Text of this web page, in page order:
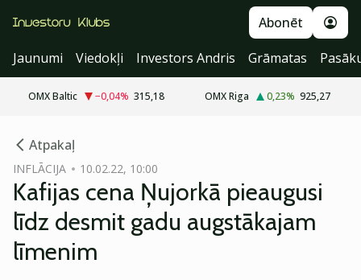
Abonēt
Jaunumi
Viedokļi Investors Andris Grāmatas
OMX Baltic −0,04% 315,18 OMX Riga 0,23% 925,27
Atpakaļ
INFLĀCIJA 10.02.22, 10:00
Kafijas cena Ņujorkā pieaugusi
līdz desmit gadu augstākajam
līmenim